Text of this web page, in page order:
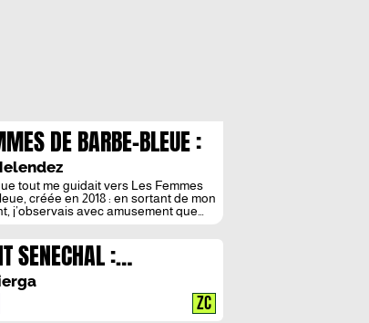
DE BARBE-BLEUE :
DE
tout me guidait vers Les Femmes
créée en 2018 : en sortant de mon
j’observais avec amusement que
arrivant à la station Liège, et ses
l’air d’azulejos, que les […]
SENECHAL :
EN QUETE DE
ZC